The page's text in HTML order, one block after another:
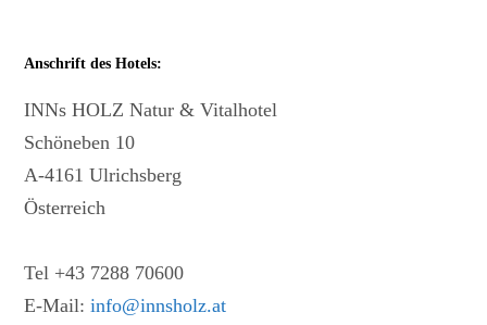
Anschrift des Hotels:
INNs HOLZ Natur & Vitalhotel
Schöneben 10
A-4161 Ulrichsberg
Österreich
Tel +43 7288 70600
E-Mail:info@innsholz.at